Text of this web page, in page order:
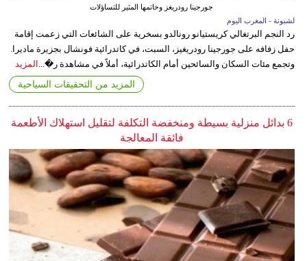
جورجينا رودريغز وخاتمها المثير للتساؤلات
لشبونة - المغرب اليوم
رد النجم البرتغالي كريستيانو رونالدو بسخرية على الشائعات التي زعمت إقامة
حفل زفافه على جورجينا رودريغيز، السبت، في كاتدرائية فونشال بجزيرة ماديرا.
وتجمع مئات السكان والسائحين أمام الكاتدرائية، أملاً في مشاهدة ر�... المزيد
المزيد من التحقيقات السياحية
6 بدائل منزلية بسيطة ومنخفضة التكلفة لتقليل استهلاك الأطعمة
فائقة المعالجة